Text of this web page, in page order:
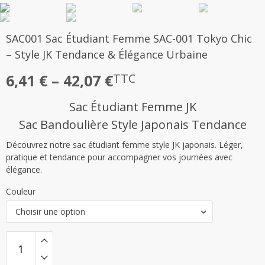
SAC001 Sac Étudiant Femme SAC-001 Tokyo Chic
– Style JK Tendance & Élégance Urbaine
6,41 € – 42,07 €
Plage
prix :
6,41 €
à
42,07 €
TTC
Sac Étudiant Femme JK
Sac Bandoulière Style Japonais Tendance
Découvrez notre sac étudiant femme style JK japonais. Léger,
pratique et tendance pour accompagner vos journées avec
élégance.
Couleur
Choisir une option